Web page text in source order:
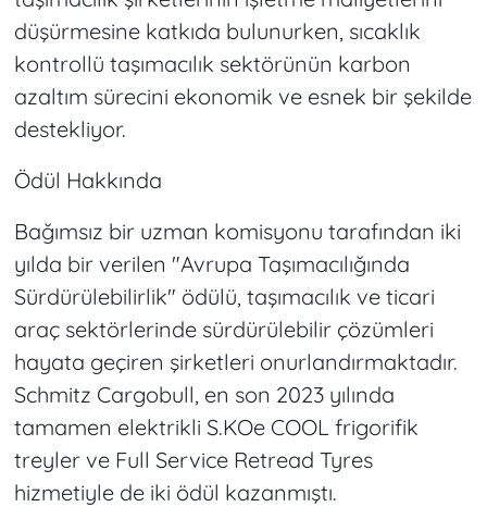
düşürmesine katkıda bulunurken, sıcaklık
kontrollü taşımacılık sektörünün karbon
azaltım sürecini ekonomik ve esnek bir şekilde
destekliyor.
Ödül Hakkında
Bağımsız bir uzman komisyonu tarafından iki
yılda bir verilen "Avrupa Taşımacılığında
Sürdürülebilirlik" ödülü, taşımacılık ve ticari
araç sektörlerinde sürdürülebilir çözümleri
hayata geçiren şirketleri onurlandırmaktadır.
Schmitz Cargobull, en son 2023 yılında
tamamen elektrikli S.KOe COOL frigorifik
treyler ve Full Service Retread Tyres
hizmetiyle de iki ödül kazanmıştı.